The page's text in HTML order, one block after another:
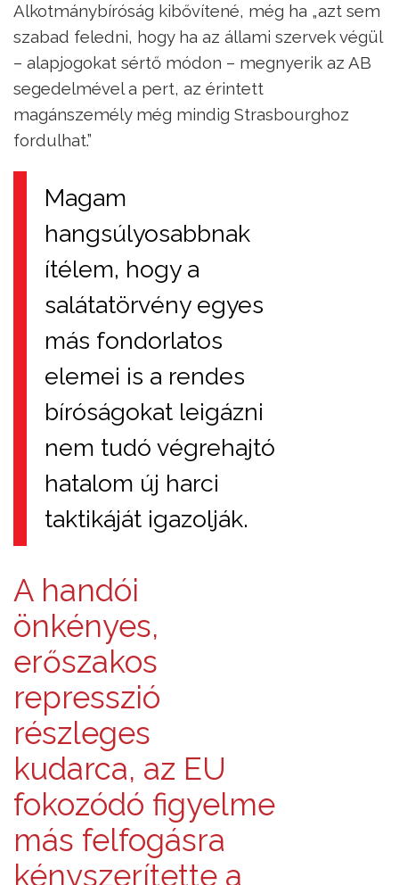
Alkotmánybíróság kibővítené, még ha „azt sem
szabad feledni, hogy ha az állami szervek végül
– alapjogokat sértő módon – megnyerik az AB
segedelmével a pert, az érintett
magánszemély még mindig Strasbourghoz
fordulhat.”
Magam
hangsúlyosabbnak
ítélem, hogy a
salátatörvény egyes
más fondorlatos
elemei is a rendes
bíróságokat leigázni
nem tudó végrehajtó
hatalom új harci
taktikáját igazolják.
A handói
önkényes,
erőszakos
represszió
részleges
kudarca, az EU
fokozódó figyelme
más felfogásra
kényszerítette a